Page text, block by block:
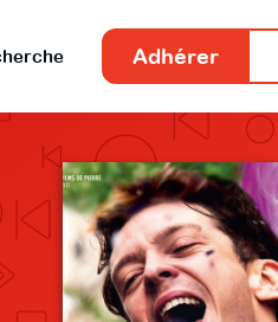
Adhérer